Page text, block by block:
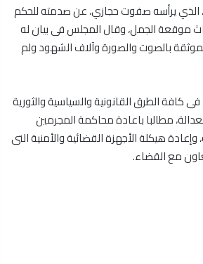
الذي يرأسه صفوت حجازي، عن صدمته للحكم
موقعة الجمل، وقال المجلس فى بيان له
بالصوت والصورة وآلاف الشهود ولم
كافة الطرق القانونية والسياسية والثورية
مطالبا باعادة محاكمة المجرمين
هيكلة الأجهزة القضائية والأمنية التى
مع القضاء.